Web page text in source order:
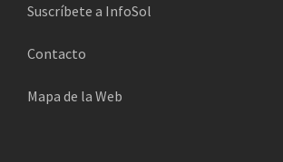
Suscríbete a InfoSol
Contacto
Mapa de la Web